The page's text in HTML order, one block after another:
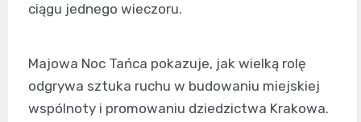
ciągu jednego wieczoru.
Majowa Noc Tańca pokazuje, jak wielką rolę
odgrywa sztuka ruchu w budowaniu miejskiej
wspólnoty i promowaniu dziedzictwa Krakowa.